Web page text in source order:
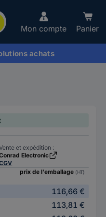
Mon compte Panier
achats
et expédition :
Electronic
prix de l'emballage (HT)
116,66 €
113,81 €